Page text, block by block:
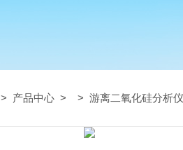
> 产品中心 > > 游离二氧化硅分析仪